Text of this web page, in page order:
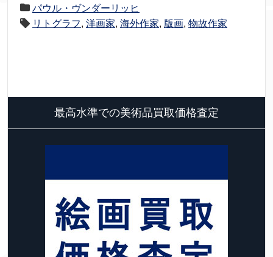
パウル・ヴンダーリッヒ
リトグラフ, 洋画家, 海外作家, 版画, 物故作家
最高水準での美術品買取価格査定